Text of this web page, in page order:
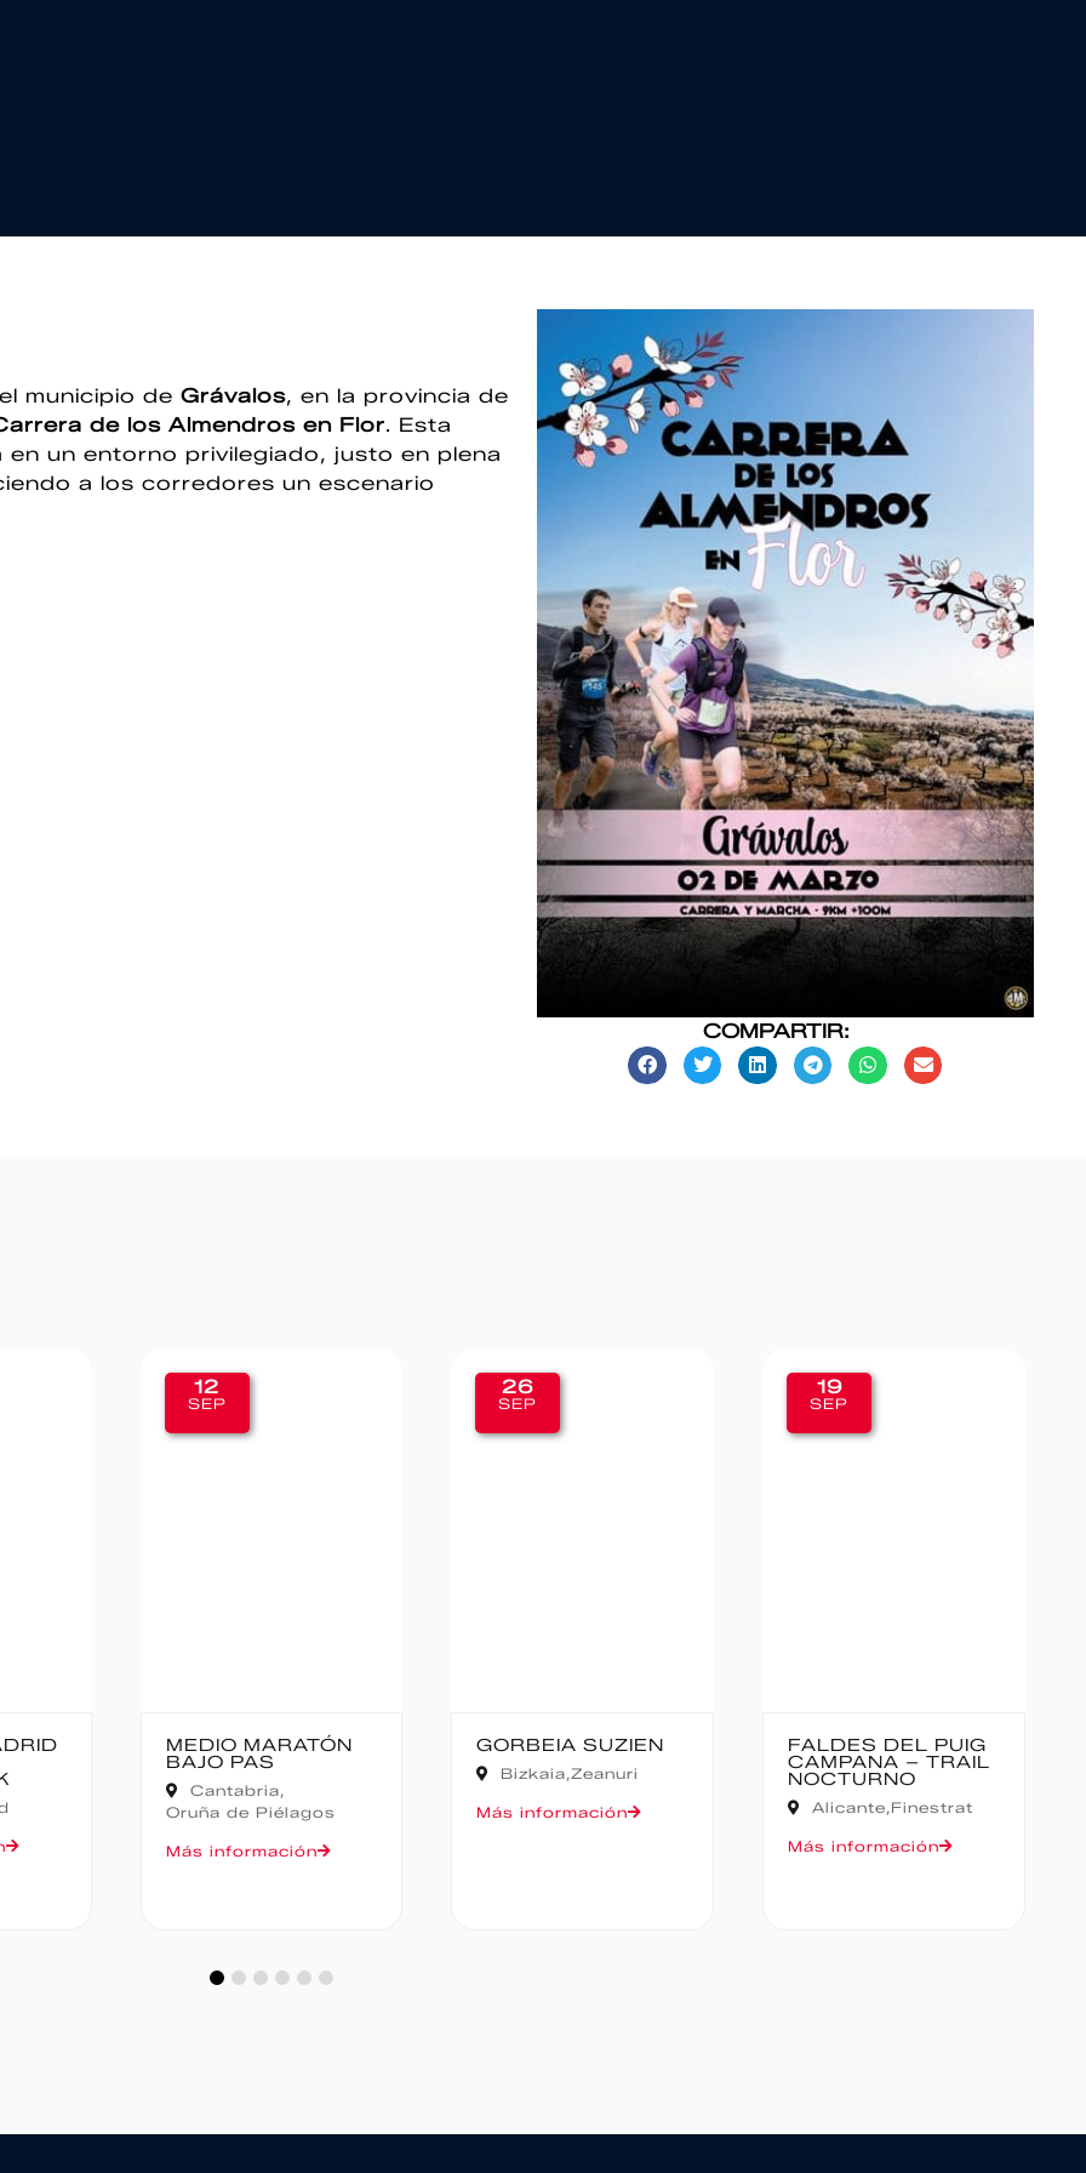
municipio de Grávalos, en la provincia de
de los Almendros en Flor. Esta
un entorno privilegiado, justo en plena
a los corredores un escenario
COMPARTIR:
12
SEP
MEDIO MARATÓN
BAJO PAS
Cantabria,
Oruña de Piélagos
Más información
26
SEP
GORBEIA SUZIEN
Bizkaia,Zeanuri
Más información
19
SEP
FALDES DEL PUIG
CAMPANA – TRAIL
NOCTURNO
Alicante,Finestrat
Más información